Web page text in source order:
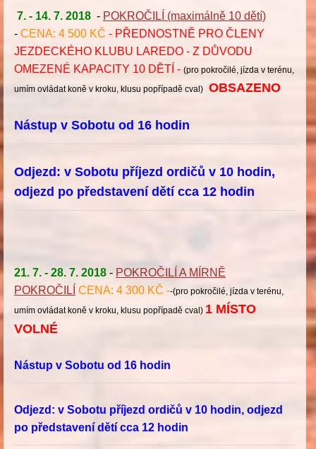
7. - 14. 7. 2018 - POKROČILÍ (maximálně 10 dětí)
- CENA: 4 500 KČ - PŘEDNOSTNĚ PRO ČLENY
JEZDECKÉHO KLUBU LAREDO - Z DŮVODU
OMEZENÉ KAPACITY 10 DĚTÍ - (pro pokročilé, jízda v terénu,
umím ovládat koně v kroku, klusu popřípadě cval) OBSAZENO
Nástup v Sobotu od 16 hodin
Odjezd: v Sobotu příjezd ordičů v 10 hodin,
odjezd po představení dětí cca 12 hodin
21. 7. - 28. 7. 2018 - POKROČILÍ A MÍRNĚ
POKROČILÍ CENA: 4 300 KČ --(pro pokročilé, jízda v terénu,
umím ovládat koně v kroku, klusu popřípadě cval) 1 MÍSTO
VOLNÉ
Nástup v Sobotu od 16 hodin
Odjezd: v Sobotu příjezd ordičů v 10 hodin, odjezd
po představení dětí cca 12 hodin